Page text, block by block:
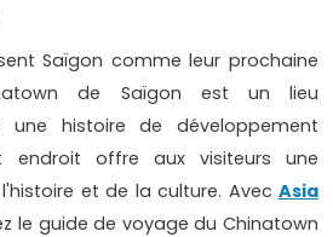
Saïgon comme leur prochaine
de Saïgon est un lieu
une histoire de développement
endroit offre aux visiteurs une
et de la culture. Avec Asia
le guide de voyage du Chinatown